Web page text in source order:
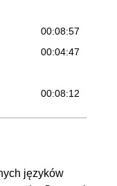
00:08:57
00:04:47
00:08:12
00:32:47
00:06:10
języków